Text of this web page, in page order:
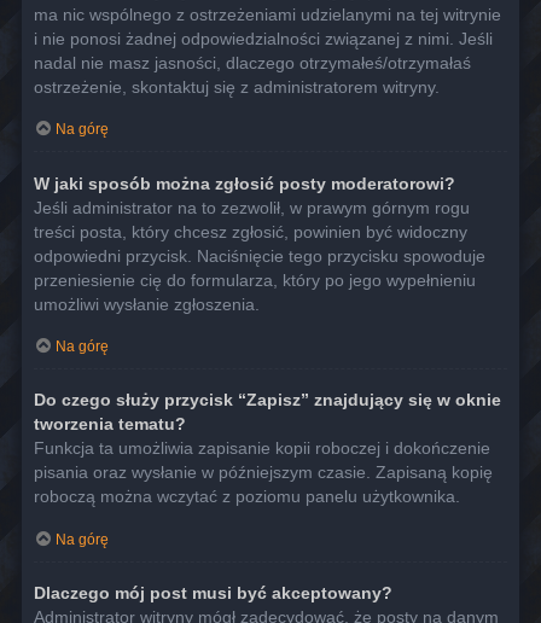
ma nic wspólnego z ostrzeżeniami udzielanymi na tej witrynie
i nie ponosi żadnej odpowiedzialności związanej z nimi. Jeśli
nadal nie masz jasności, dlaczego otrzymałeś/otrzymałaś
ostrzeżenie, skontaktuj się z administratorem witryny.
Na górę
W jaki sposób można zgłosić posty moderatorowi?
Jeśli administrator na to zezwolił, w prawym górnym rogu
treści posta, który chcesz zgłosić, powinien być widoczny
odpowiedni przycisk. Naciśnięcie tego przycisku spowoduje
przeniesienie cię do formularza, który po jego wypełnieniu
umożliwi wysłanie zgłoszenia.
Na górę
Do czego służy przycisk “Zapisz” znajdujący się w oknie
tworzenia tematu?
Funkcja ta umożliwia zapisanie kopii roboczej i dokończenie
pisania oraz wysłanie w późniejszym czasie. Zapisaną kopię
roboczą można wczytać z poziomu panelu użytkownika.
Na górę
Dlaczego mój post musi być akceptowany?
Administrator witryny mógł zadecydować, że posty na danym